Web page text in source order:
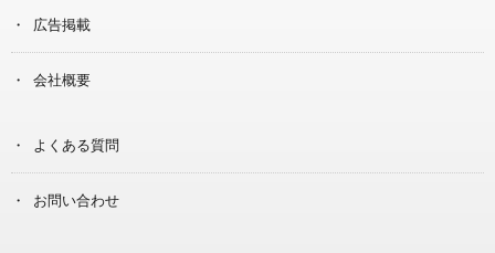
広告掲載
会社概要
よくある質問
お問い合わせ